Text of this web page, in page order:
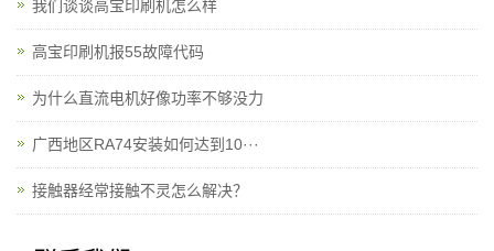
我们谈谈高宝印刷机怎么样
高宝印刷机报55故障代码
为什么直流电机好像功率不够没力
广西地区RA74安装如何达到10···
接触器经常接触不灵怎么解决？